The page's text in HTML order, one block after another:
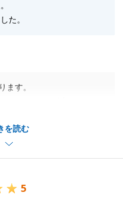
た。
を読む
ます。
だき、無事にご決済を迎え
す。
ただけますと幸いです。
5